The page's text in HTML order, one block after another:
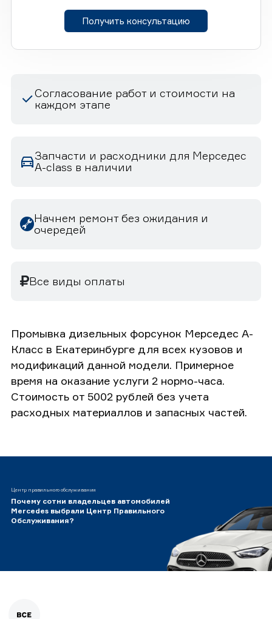
Получить консультацию
Согласование работ и стоимости на
каждом этапе
Запчасти и расходники для Мерседес
A-class в наличии
Начнем ремонт без ожидания и
очередей
Все виды оплаты
Промывка дизельных форсунок Мерседес А-
Класс в Екатеринбурге для всех кузовов и
модификаций данной модели. Примерное
время на оказание услуги 2 нормо-часа.
Стоимость от 5002 рублей без учета
расходных материаллов и запасных частей.
Центр правильного обслуживания
Почему сотни владельцев автомобилей
Mercedes выбрали Центр Правильного
Обслуживания?